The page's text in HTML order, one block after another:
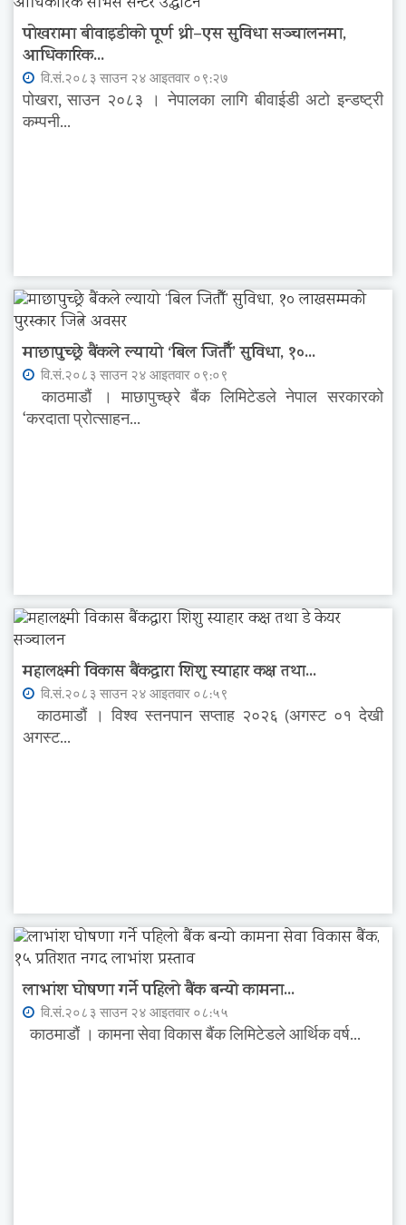
पोखरामा बीवाइडीको पूर्ण थ्री–एस सुविधा सञ्चालनमा,
आधिकारिक...
वि.सं.२०८३ साउन २४ आइतवार ०९:२७
पोखरा, साउन २०८३ । नेपालका लागि बीवाईडी अटो इन्डष्ट्री
कम्पनी...
माछापुच्छ्रे बैंकले ल्यायो ‘बिल जितौँ’ सुविधा, १०...
वि.सं.२०८३ साउन २४ आइतवार ०९:०९
काठमाडौं । माछापुच्छ्रे बैंक लिमिटेडले नेपाल सरकारको
‘करदाता प्रोत्साहन...
महालक्ष्मी विकास बैंकद्धारा शिशु स्याहार कक्ष तथा...
वि.सं.२०८३ साउन २४ आइतवार ०८:५९
काठमाडौं । विश्व स्तनपान सप्ताह २०२६ (अगस्ट ०१ देखी
अगस्ट...
लाभांश घोषणा गर्ने पहिलो बैंक बन्यो कामना...
वि.सं.२०८३ साउन २४ आइतवार ०८:५५
काठमाडौं । कामना सेवा विकास बैंक लिमिटेडले आर्थिक वर्ष...